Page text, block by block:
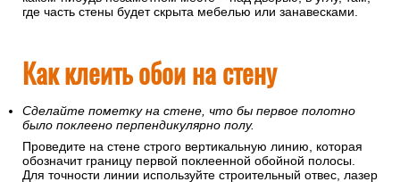
проемов, поскольку эти линии перпендикулярны полу. При
этом желательно использовать отвес или уровень, чтобы
где часть стены будет скрыта мебелью или занавесками.
Как клеить обои на стену
Сделайте пометку на стене, что бы первое полотно
было поклеено перпендикулярно полу.